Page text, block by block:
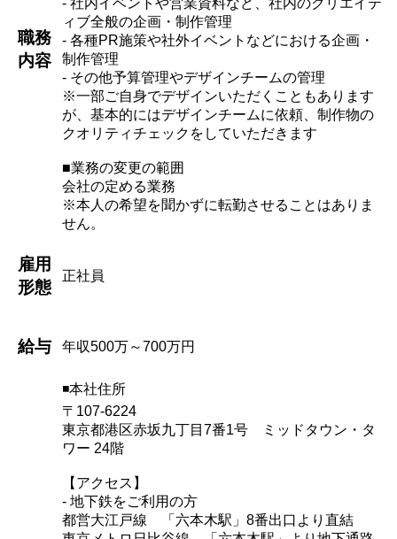
職務
内容
ィブ全般の企画・制作管理
- 各種PR施策や社外イベントなどにおける企画・
制作管理
- その他予算管理やデザインチームの管理
※一部ご自身でデザインいただくこともあります
が、基本的にはデザインチームに依頼、制作物の
クオリティチェックをしていただきます
■業務の変更の範囲
会社の定める業務
※本人の希望を聞かずに転勤させることはありま
せん。
雇用
形態
正社員
給与 年収500万～700万円
◾️本社住所
〒107-6224
東京都港区赤坂九丁目7番1号 ミッドタウン・タ
ワー 24階
【アクセス】
- 地下鉄をご利用の方
都営大江戸線 「六本木駅」8番出口より直結